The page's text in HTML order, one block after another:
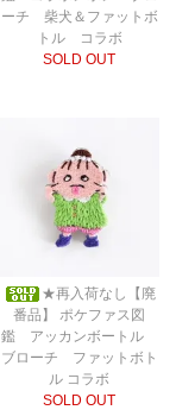
ーチ 柴犬＆ファットボ
トル コラボ
SOLD OUT
★再入荷なし【廃
番品】 ポケファス図
鑑 アッカンボートル
ブローチ ファットボト
ル コラボ
SOLD OUT